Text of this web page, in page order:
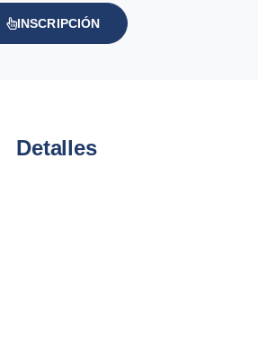
INSCRIPCIÓN
Detalles